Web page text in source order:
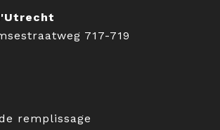
717-719
remplissage